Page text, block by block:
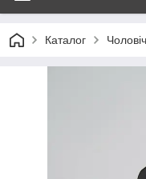
Каталог